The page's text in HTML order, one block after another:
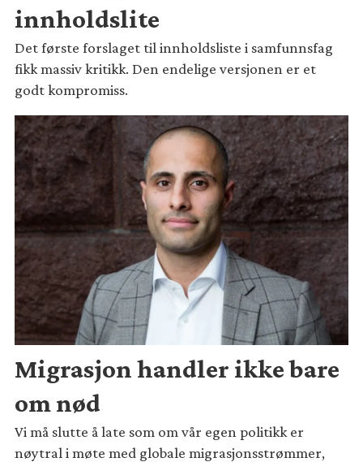
innholdslite
Det første forslaget til innholdsliste i samfunnsfag
fikk massiv kritikk. Den endelige versjonen er et
godt kompromiss.
Migrasjon handler ikke bare
om nød
Vi må slutte å late som om vår egen politikk er
nøytral i møte med globale migrasjonsstrømmer,